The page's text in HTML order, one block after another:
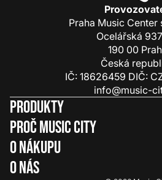
Praha Music Center
Ocelářská
190 00
Česká
IČ: 18626459 DIČ:
info@music-
Produkty
Proč Music City
O nákupu
O nás